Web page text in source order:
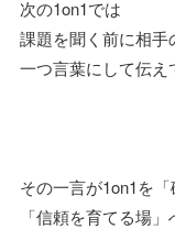
次の1on1では
課題を聞く前に相手
一つ言葉にして伝え
その一言が1on1を
「信頼を育てる場」